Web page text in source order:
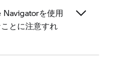
を使用
とに注意すれ